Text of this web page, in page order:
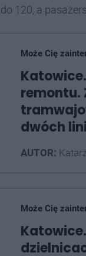
120, a
Może Cię
remontu.
dwóch
AUTOR:
Może Cię